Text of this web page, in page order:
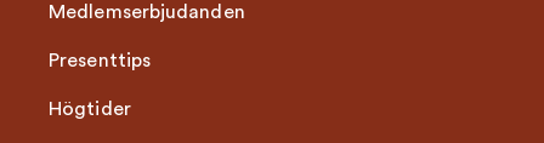
Medlemserbjudanden
Presenttips
Högtider